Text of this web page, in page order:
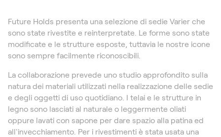
Future Holds presenta una selezione di sedie Varier che
sono state rivestite e reinterpretate. Le forme sono state
modificate e le strutture esposte, tuttavia le nostre icone
sono sempre facilmente riconoscibili.
La collaborazione prevede uno studio approfondito sulla
natura dei materiali utilizzati nella realizzazione delle sedie
e degli oggetti di uso quotidiano. I telai e le strutture in
legno sono lasciati al naturale o leggermente oliati
oppure lavati con sapone per dare spazio alla patina ed
all'invecchiamento. Per i rivestimenti è stata usata una